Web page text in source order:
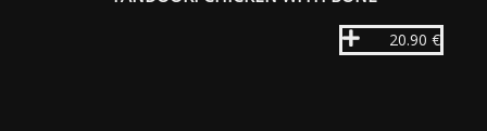
20.90 €